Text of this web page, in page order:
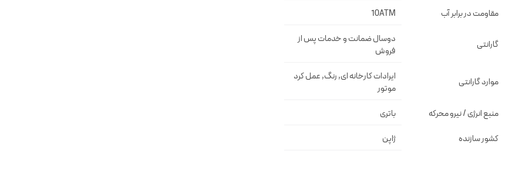
مقاومت در برابر آب 10ATM
گارانتی
دوسال ضمانت و خدمات پس از
فروش
موارد گارانتی
ایرادات کارخانه ای, رنگ, عمل کرد
موتور
منبع انرژی / نیرو محرکه باتری
کشور سازنده ژاپن